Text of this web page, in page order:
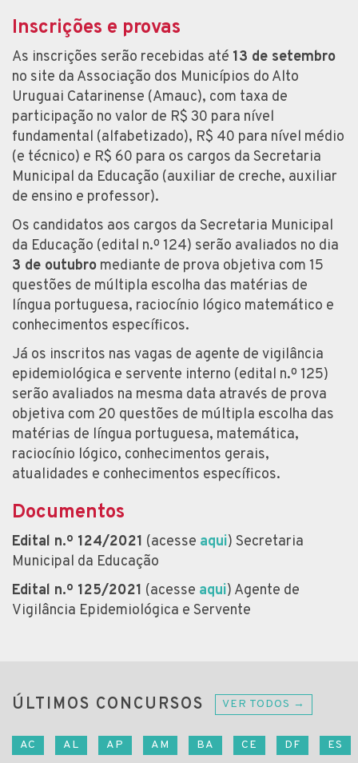
Inscrições e provas
As inscrições serão recebidas até 13 de setembro
no site da Associação dos Municípios do Alto
Uruguai Catarinense (Amauc), com taxa de
participação no valor de R$ 30 para nível
fundamental (alfabetizado), R$ 40 para nível médio
(e técnico) e R$ 60 para os cargos da Secretaria
Municipal da Educação (auxiliar de creche, auxiliar
de ensino e professor).
Os candidatos aos cargos da Secretaria Municipal
da Educação (edital n.º 124) serão avaliados no dia
3 de outubro mediante de prova objetiva com 15
questões de múltipla escolha das matérias de
língua portuguesa, raciocínio lógico matemático e
conhecimentos específicos.
Já os inscritos nas vagas de agente de vigilância
epidemiológica e servente interno (edital n.º 125)
serão avaliados na mesma data através de prova
objetiva com 20 questões de múltipla escolha das
matérias de língua portuguesa, matemática,
raciocínio lógico, conhecimentos gerais,
atualidades e conhecimentos específicos.
Documentos
Edital n.º 124/2021 (acesse aqui) Secretaria
Municipal da Educação
Edital n.º 125/2021 (acesse aqui) Agente de
Vigilância Epidemiológica e Servente
ÚLTIMOS CONCURSOS VER TODOS →
AC AL AP AM BA CE DF ES